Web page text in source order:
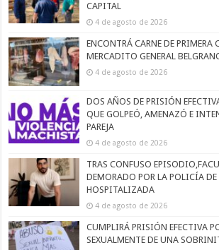
CAPITAL
4 de agosto de 2026
ENCONTRÁ CARNE DE PRIMERA
MERCADITO GENERAL
4 de agosto de 2026
DOS AÑOS DE PRISIÓN
QUE GOLPEÓ, AMENAZÓ E
PAREJA
4 de agosto de 2026
TRAS CONFUSO
DEMORADO POR LA POLICÍA DE
HOSPITALIZADA
4 de agosto de 2026
CUMPLIRÁ PRISIÓN EFECTIVA
SEXUALMENTE DE UNA